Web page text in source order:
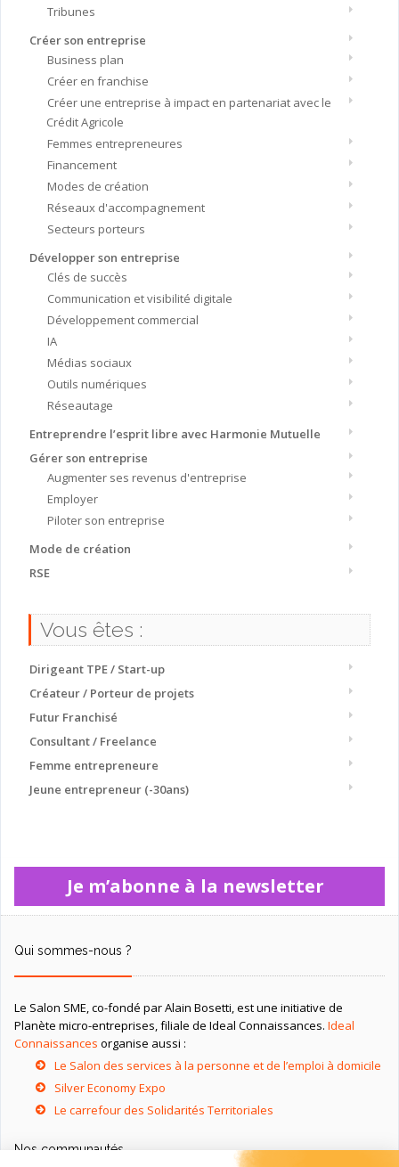
Tribunes
Créer son entreprise
Business plan
Créer en franchise
Créer une entreprise à impact en partenariat avec le
Crédit Agricole
Femmes entrepreneures
Financement
Modes de création
Réseaux d'accompagnement
Secteurs porteurs
Développer son entreprise
Clés de succès
Communication et visibilité digitale
Développement commercial
IA
Médias sociaux
Outils numériques
Réseautage
Entreprendre l’esprit libre avec Harmonie Mutuelle
Gérer son entreprise
Augmenter ses revenus d'entreprise
Employer
Piloter son entreprise
Mode de création
RSE
Vous êtes :
Dirigeant TPE / Start-up
Créateur / Porteur de projets
Futur Franchisé
Consultant / Freelance
Femme entrepreneure
Jeune entrepreneur (-30ans)
Je m’abonne à la newsletter
Qui sommes-nous ?
Le Salon SME, co-fondé par Alain Bosetti, est une initiative de
Planète micro-entreprises, filiale de Ideal Connaissances. Ideal
Connaissances organise aussi :
Le Salon des services à la personne et de l’emploi à domicile
Silver Economy Expo
Le carrefour des Solidarités Territoriales
Nos communautés